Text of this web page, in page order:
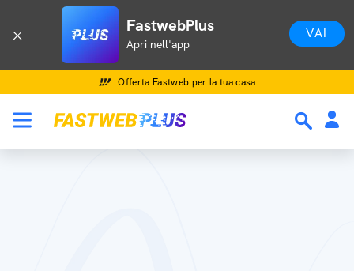
FastwebPlus
Apri nell'app
VAI
Offerta Fastweb per la tua casa